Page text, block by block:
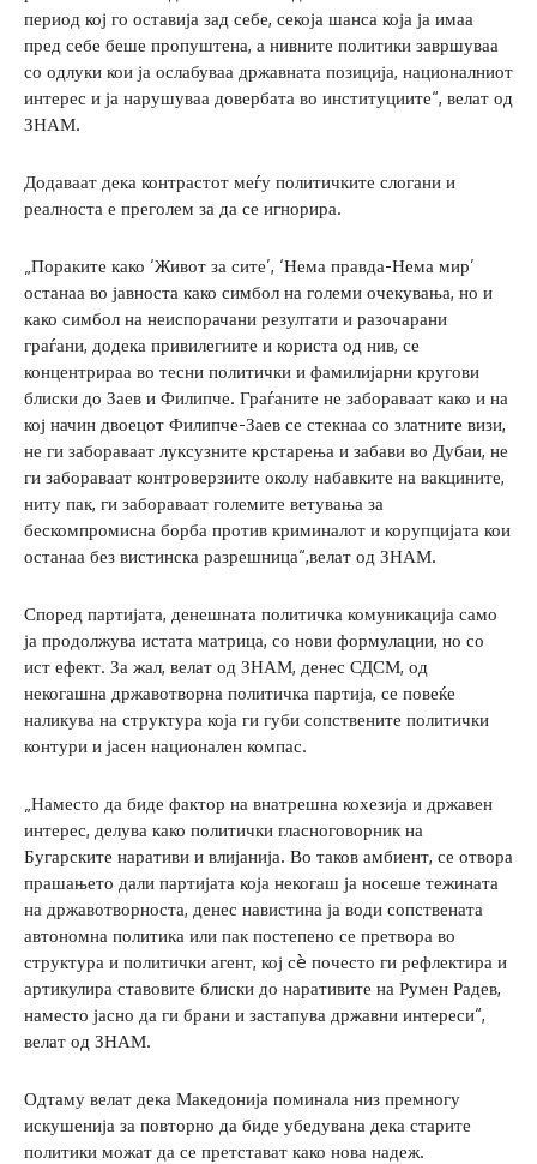
период кој го оставија зад себе, секоја шанса која ја имаа
пред себе беше пропуштена, а нивните политики завршуваа
со одлуки кои ја ослабуваа државната позиција, националниот
интерес и ја нарушуваа довербата во институциите“, велат од
ЗНАМ.
Додаваат дека контрастот меѓу политичките слогани и
реалноста е преголем за да се игнорира.
„Пораките како ‘Живот за сите’, ‘Нема правда-Нема мир’
останаа во јавноста како симбол на големи очекувања, но и
како симбол на неиспорачани резултати и разочарани
граѓани, додека привилегиите и користа од нив, се
концентрираа во тесни политички и фамилијарни кругови
блиски до Заев и Филипче. Граѓаните не забораваат како и на
кој начин двоецот Филипче-Заев се стекнаа со златните визи,
не ги забораваат луксузните крстарења и забави во Дубаи, не
ги забораваат контроверзиите околу набавките на вакцините,
ниту пак, ги забораваат големите ветувања за
бескомпромисна борба против криминалот и корупцијата кои
останаа без вистинска разрешница“,велат од ЗНАМ.
Според партијата, денешната политичка комуникација само
ја продолжува истата матрица, со нови формулации, но со
ист ефект. За жал, велат од ЗНАМ, денес СДСМ, од
некогашна државотворна политичка партија, се повеќе
наликува на структура која ги губи сопствените политички
контури и јасен национален компас.
„Наместо да биде фактор на внатрешна кохезија и државен
интерес, делува како политички гласноговорник на
Бугарските наративи и влијанија. Во таков амбиент, се отвора
прашањето дали партијата која некогаш ја носеше тежината
на државотворноста, денес навистина ја води сопствената
автономна политика или пак постепено се претвора во
структура и политички агент, кој сè почесто ги рефлектира и
артикулира ставовите блиски до наративите на Румен Радев,
наместо јасно да ги брани и застапува државни интереси“,
велат од ЗНАМ.
Одтаму велат дека Македонија поминала низ премногу
искушенија за повторно да биде убедувана дека старите
политики можат да се претстават како нова надеж.